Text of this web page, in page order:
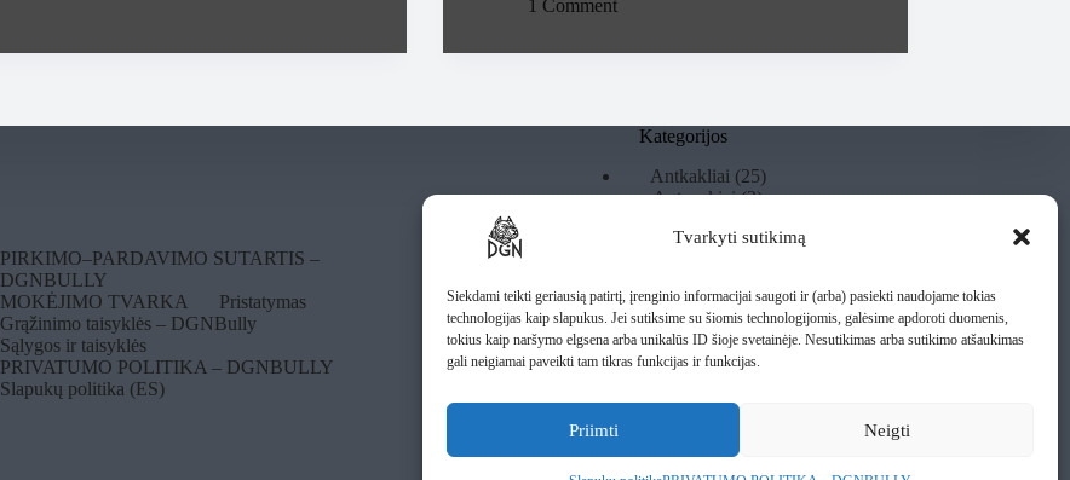
Tvarkyti sutikimą
Siekdami teikti geriausią patirtį, įrenginio informacijai saugoti ir (arba) pasiekti naudojame tokias
technologijas kaip slapukus. Jei sutiksime su šiomis technologijomis, galėsime apdoroti duomenis,
tokius kaip naršymo elgsena arba unikalūs ID šioje svetainėje. Nesutikimas arba sutikimo atšaukimas
gali neigiamai paveikti tam tikras funkcijas ir funkcijas.
Priimti Neigti
1 Comment
PIRKIMO–PARDAVIMO SUTARTIS –
DGNBULLY
MOKĖJIMO TVARKA
Pristatymas
Grąžinimo taisyklės – DGNBully
Sąlygos ir taisyklės
PRIVATUMO POLITIKA – DGNBULLY
Slapukų politika (ES)
Kategorijos
Antkakliai 2525
produktai
Antsnukiai 33
produktai
Papildai šunims 55
produktų
TOP įranga 44
produktai
Treniravimo įranga 11
produktas
Rašykite mums